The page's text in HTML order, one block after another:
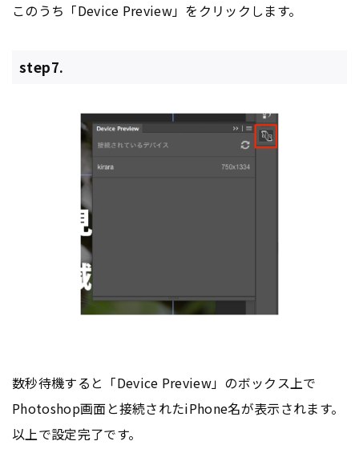
このうち「Device Preview」をクリックします。
step7.
数秒待機すると「Device Preview」のボックス上で
Photoshop画面と接続されたiPhone名が表示されます。
以上で設定完了です。